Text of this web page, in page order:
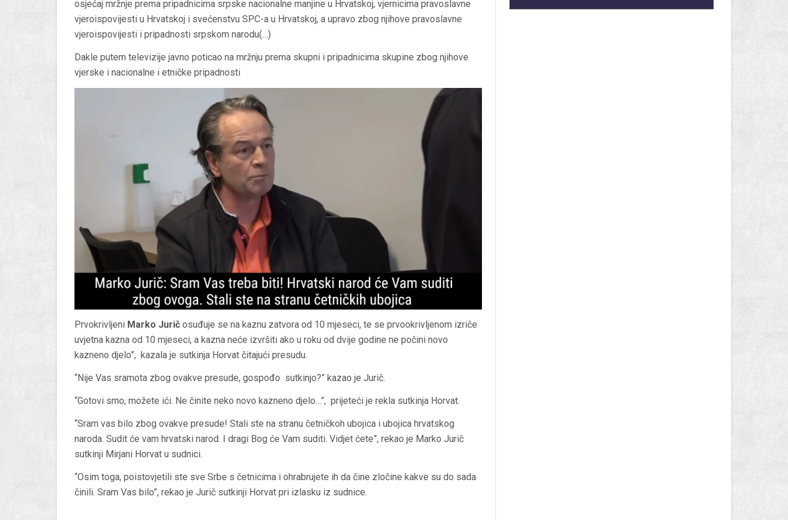
osjećaj mržnje prema pripadnicima srpske nacionalne manjine u Hrvatskoj, vjernicima pravoslavne
vjeroispovijesti u Hrvatskoj i svećenstvu SPC-a u Hrvatskoj, a upravo zbog njihove pravoslavne
vjeroispovijesti i pripadnosti srpskom narodu(…)
Dakle putem televizije javno poticao na mržnju prema skupni i pripadnicima skupine zbog njihove
vjerske i nacionalne i etničke pripadnosti
Prvokrivljeni Marko Jurič osuđuje se na kaznu zatvora od 10 mjeseci, te se prvookrivljenom izriče
uvjetna kazna od 10 mjeseci, a kazna neće izvršiti ako u roku od dvije godine ne počini novo
kazneno djelo”, kazala je sutkinja Horvat čitajući presudu.
“Nije Vas sramota zbog ovakve presude, gospođo sutkinjo?” kazao je Jurič.
“Gotovi smo, možete ići. Ne činite neko novo kazneno djelo…”, prijeteći je rekla sutkinja Horvat.
“Sram vas bilo zbog ovakve presude! Stali ste na stranu četničkoh ubojica i ubojica hrvatskog
naroda. Sudit će vam hrvatski narod. I dragi Bog će Vam suditi. Vidjet ćete”, rekao je Marko Jurič
sutkinji Mirjani Horvat u sudnici.
“Osim toga, poistovjetili ste sve Srbe s četnicima i ohrabrujete ih da čine zločine kakve su do sada
činili. Sram Vas bilo”, rekao je Jurič sutkinji Horvat pri izlasku iz sudnice.